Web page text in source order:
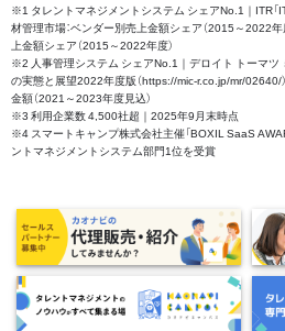
※1 タレントマネジメントシステム シェアNo.1｜ITR「
材管理市場：ベンダー別売上金額シェア（2015～2022年
上金額シェア（2015～2022年度）
※2 人事管理システム シェアNo.1｜デロイト トーマツ
の実態と展望2022年度版（https://mic-r.co.jp/mr/02640/
金額（2021～2023年度見込）
※3 利用企業数 4,500社超｜2025年9月末時点
※4 スマートキャンプ株式会社主催「BOXIL SaaS
ントマネジメントシステム部門1位を受賞